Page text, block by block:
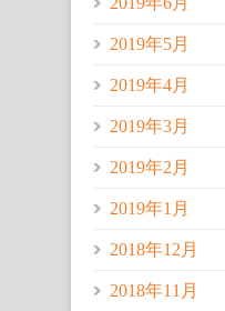
2019年5月
2019年4月
2019年3月
2019年2月
2019年1月
2018年12月
2018年11月